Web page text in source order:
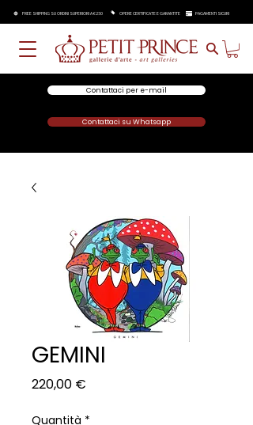
FREE SHIPPING SU ORDINI SUPERIORI A €250 OPERE CERTIFICATE E GARANTITE PAGAMENTI SICURI
Contattaci per e-mail
Contattaci su Whatsapp
GEMINI
220,00 €
Quantità *